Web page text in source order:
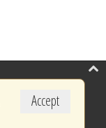
Accept